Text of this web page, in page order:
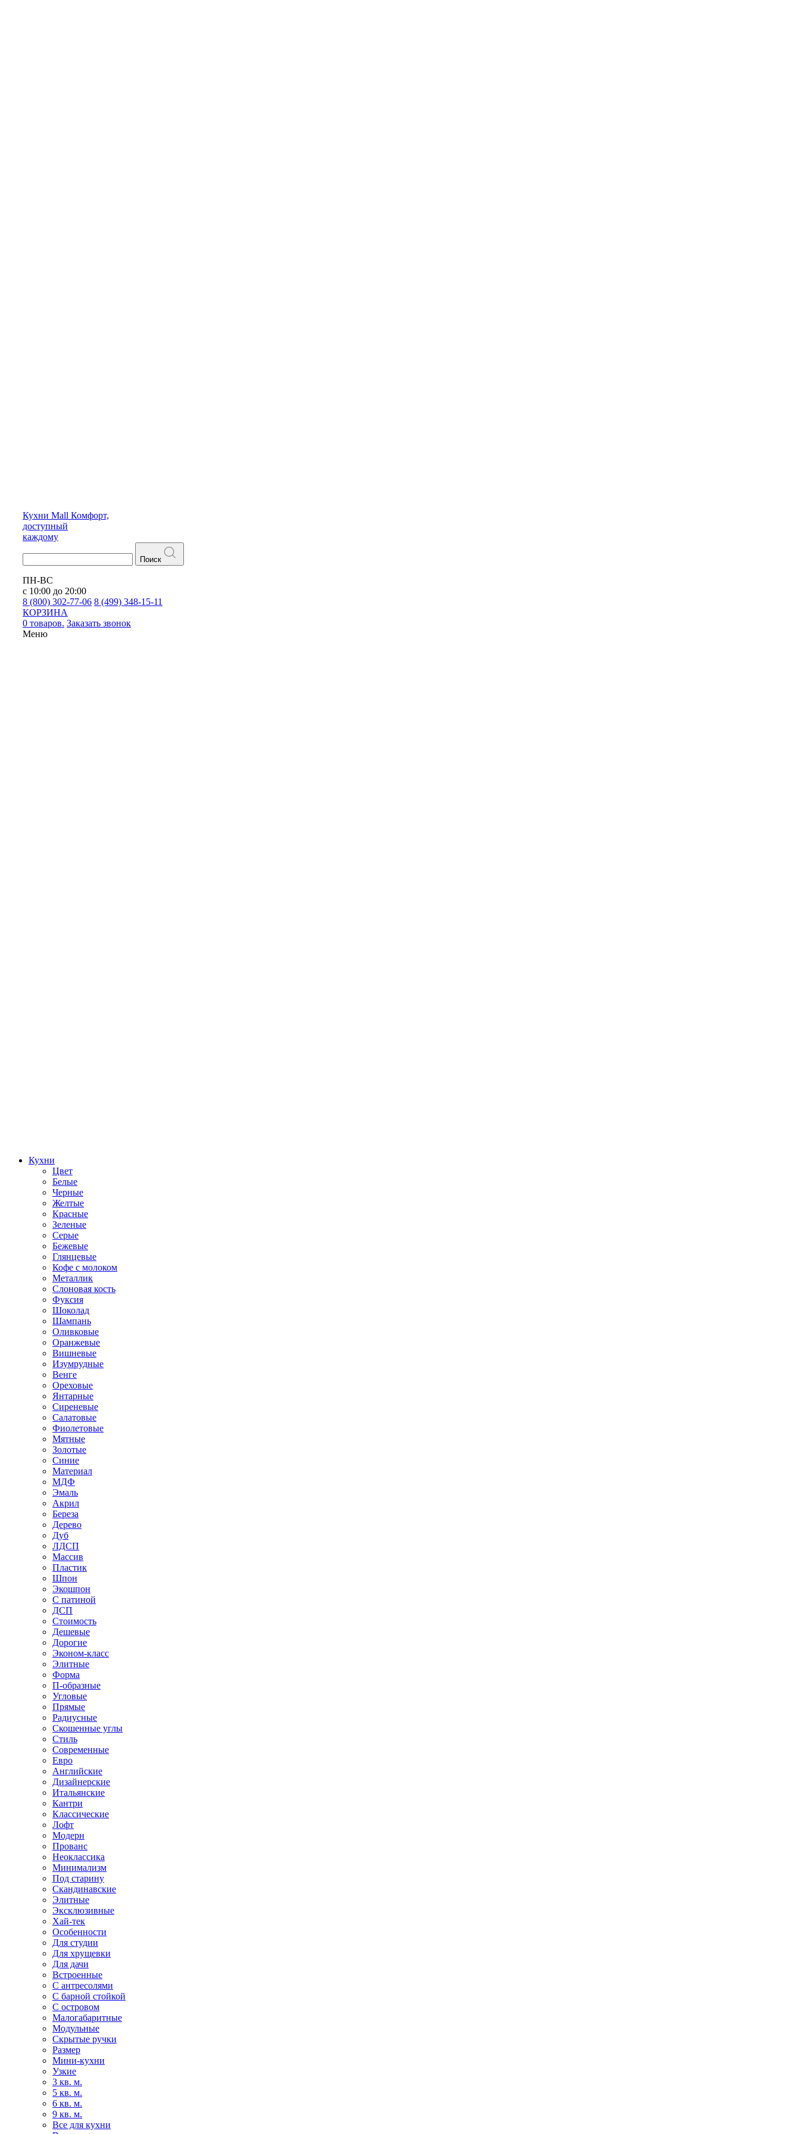
Кухни Mall Комфорт,
доступный
каждому
Поиск
ПН-ВС
с 10:00 до 20:00
8 (800) 302-77-06 8 (499) 348-15-11
КОРЗИНА
0 товаров. Заказать звонок
Меню
Кухни
Цвет
Белые
Черные
Желтые
Красные
Зеленые
Серые
Бежевые
Глянцевые
Кофе с молоком
Металлик
Слоновая кость
Фуксия
Шоколад
Шампань
Оливковые
Оранжевые
Вишневые
Изумрудные
Венге
Ореховые
Янтарные
Сиреневые
Салатовые
Фиолетовые
Мятные
Золотые
Синие
Материал
МДФ
Эмаль
Акрил
Береза
Дерево
Дуб
ЛДСП
Массив
Пластик
Шпон
Экошпон
С патиной
ДСП
Стоимость
Дешевые
Дорогие
Эконом-класс
Элитные
Форма
П-образные
Угловые
Прямые
Радиусные
Скошенные углы
Стиль
Современные
Евро
Английские
Дизайнерские
Итальянские
Кантри
Классические
Лофт
Модерн
Прованс
Неоклассика
Минимализм
Под старину
Скандинавские
Элитные
Эксклюзивные
Хай-тек
Особенности
Для студии
Для хрущевки
Для дачи
Встроенные
С антресолями
С барной стойкой
С островом
Малогабаритные
Модульные
Скрытые ручки
Размер
Мини-кухни
Узкие
3 кв. м.
5 кв. м.
6 кв. м.
9 кв. м.
Все для кухни